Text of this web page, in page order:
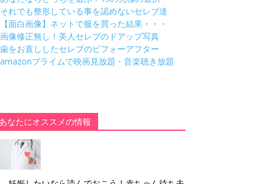
それでも整形している事を認めないセレブ達
【面白画像】ネットで服を買った結果・・・
画像修正無し！美人セレブのドアップ写真
歯をお直ししたセレブのビフォーアフター
amazonプライムで映画見放題・音楽聴き放題
あなたにオススメの情報